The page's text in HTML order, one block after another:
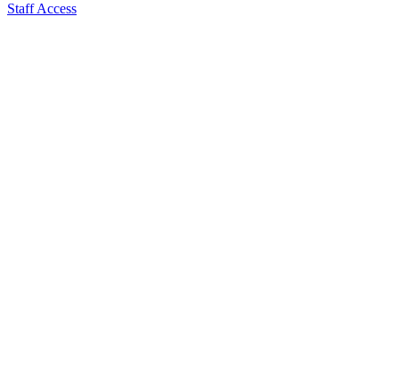
Staff Access